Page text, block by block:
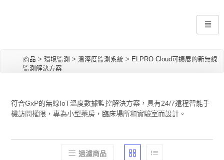
商品 > 環境監測 > 溫溼度監測系統 > ELPRO Cloud可擴展的新無線
監測解決方案
符合GxP的無線IoT溫度數據監控解決方案，具有24/7遠程智能手
機訪問權限，專為小型藥房，臨床場所和實驗室而設計。
過濾商品